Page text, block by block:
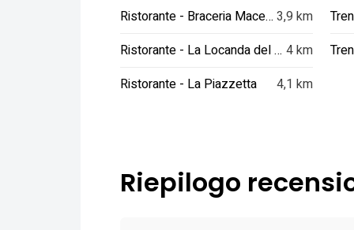
Ristorante - Braceria Macelleria Soleti 3,9 km
Ristorante - La Locanda del Ristoro 4 km
Ristorante - La Piazzetta
4,1 km
Riepilogo